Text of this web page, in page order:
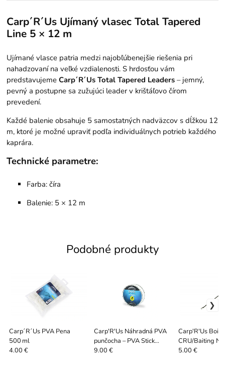
Carp´R´Us Ujímaný vlasec Total Tapered
Line 5 × 12 m
Ujímané vlasce patria medzi najobľúbenejšie riešenia pri
nahadzovaní na veľké vzdialenosti. S hrdosťou vám
predstavujemeCarp´R´Us Total Tapered Leaders – jemný,
pevný a postupne sa zužujúci leader v krištáľovo čírom
prevedení.
Každé balenie obsahuje 5 samostatných nadväzcov s dĺžkou 12
m, ktoré je možné upraviť podľa individuálnych potrieb každého
kaprára.
Technické parametre:
Farba: číra
Balenie: 5 × 12 m
Podobné produkty
Carp´R´Us PVA Pena
500 ml
4.00 €
Carp'R'Us Náhradná PVA
punčocha – PVA Stick
Refilll
9.00 €
Carp'R'Us
CRU/Baiting
Original
5.00 €